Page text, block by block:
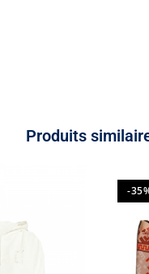
Produits
-